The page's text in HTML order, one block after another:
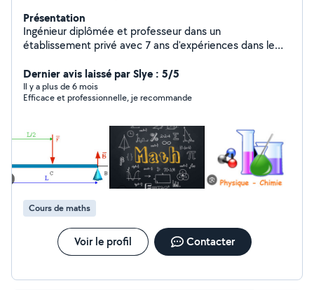
Présentation
Ingénieur diplômée et professeur dans un
établissement privé avec 7 ans d'expériences dans le
chimie et résistance des matériaux. Je vous propose
mes services de professeur particulier dans les matières
scientifiques : mathématiques, physiques et sciences
l'enseignement du collège au BTS, je m'adapte aux
besoins spécifiques de chaque élève, que ce soit pour
des remises à niveau, la préparation des examens
(brevet, concours), ou un accompagnement régulier
pour approfondir les notions acquises en classe . Les
séances se déroulent en visioconférence via Google
Meet et en présentiel. Le premier cours est offert, vous
permettant ainsi de découvrir la qualité de
l'enseignement, sans aucun engagement.
Dernier avis laissé par Slye : 5/5
Il y a plus de 6 mois
Efficace et professionnelle, je recommande
Cours de maths
Voir le profil Contacter